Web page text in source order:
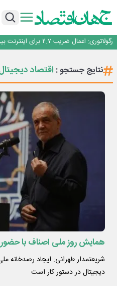
یک اشتباه کلاد، تمام اطلاعات کاربر را به باد
رگولاتوری: اعمال ضریب ۲.۷ برای اینترنت بین‌الملل صحت ندارد
با تقاضای برق ناپایدار هوش مصنوعی
یک اشتباه کلاد، تمام اطلاعات کاربر را به باد
نتایج جستجو : اقتصاد
همایش روز ملی اصناف با
شریعتمدار طهرانی: ایجاد رصدخانه
دیجیتال در دستور کار است